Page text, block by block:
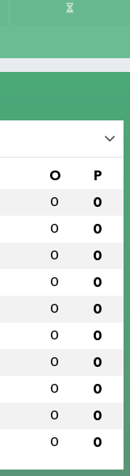
O P
0 0
0 0
0 0
0 0
0 0
0 0
0 0
0 0
0 0
0 0